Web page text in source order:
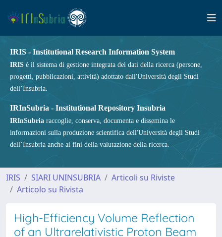
IRIS - Institutional Research Information System
IRIS è il sistema di gestione integrata dei dati della ricerca (persone,
progetti, pubblicazioni, attività) adottato dall'Università degli Studi
dell’Insubria.
IRInSubria - Institutional Repository Insubria
IRInSubria raccoglie, conserva, documenta e dissemina le
informazioni sulla produzione scientifica dell'Università degli Studi
dell’Insubria anche ai fini della valutazione della ricerca.
IRIS SIARI UNINSUBRIA
Articoli su Riviste
Articolo su Rivista
High-Efficiency Volume Reflection
of an Ultrarelativistic Proton Beam